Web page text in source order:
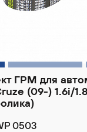
ГРМ для
(09-) 1.6i/
0503